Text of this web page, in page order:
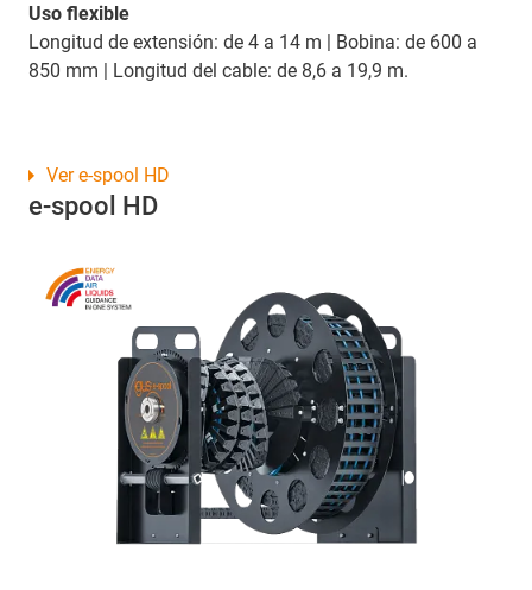
Uso flexible
Longitud de extensión: de 4 a 14 m | Bobina: de 600 a
850 mm | Longitud del cable: de 8,6 a 19,9 m.
e-spool HD
Ver e-spool HD